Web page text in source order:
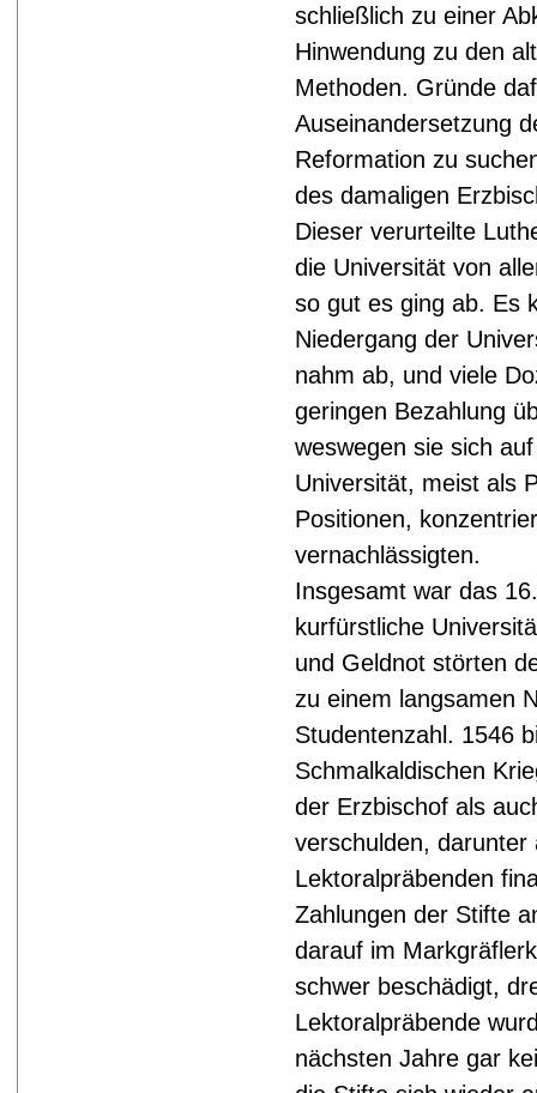
schließlich zu einer
Hinwendung zu den
Methoden. Gründe
Auseinandersetzung
Reformation zu
des damaligen
Dieser verurteilte
die Universität von
so gut es ging ab. Es
Niedergang der
nahm ab, und viele
geringen Bezahlung
weswegen sie sich
Universität, meist als
Positionen,
vernachlässigten.
Insgesamt war das
kurfürstliche
und Geldnot störten
zu einem langsamen
Studentenzahl. 1546
Schmalkaldischen
der Erzbischof als
verschulden, darunter
Lektoralpräbenden
Zahlungen der Stifte
darauf im
schwer beschädigt,
Lektoralpräbende
nächsten Jahre gar